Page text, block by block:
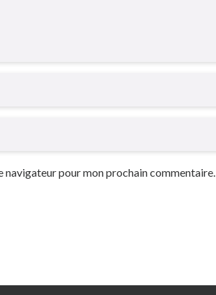
navigateur pour mon prochain commentaire.